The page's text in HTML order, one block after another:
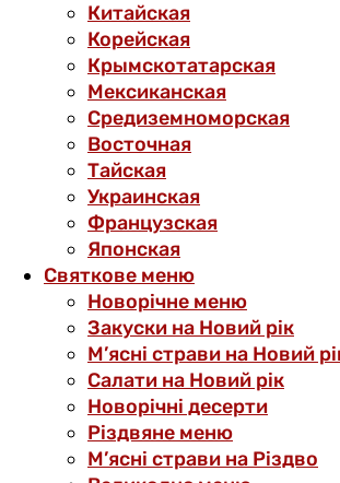
Китайская
Корейская
Крымскотатарская
Мексиканская
Средиземноморская
Восточная
Тайская
Украинская
Французская
Японская
Святкове меню
Новорічне меню
Закуски на Новий рік
М’ясні страви на Новий
Салати на Новий рік
Новорічні десерти
Різдвяне меню
М’ясні страви на Різдво